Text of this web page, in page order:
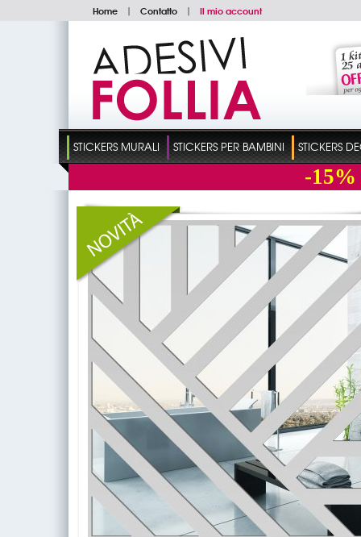
Home | Contatto | Il mio account
STICKERS MURALI STICKERS PER BAMBINI STICKERS
-15%